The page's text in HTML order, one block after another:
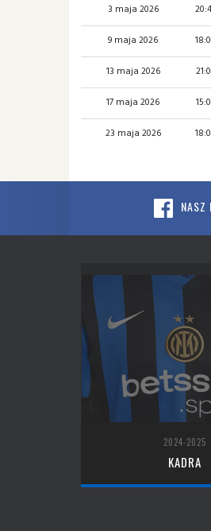
3 maja 2026
9 maja 2026
13 maja 2026
17 maja 2026
23 maja 2026
NASZ
2024-2025
KADRA